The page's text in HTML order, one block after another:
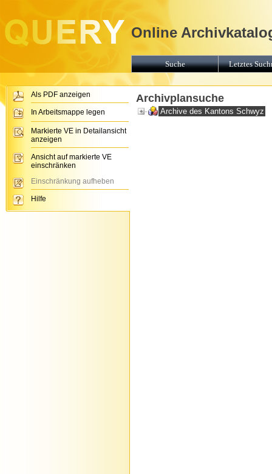
Archivplansuche
Archive des Kantons Schwyz
Online
Suche Letztes
Als PDF anzeigen
In Arbeitsmappe legen
Markierte VE in Detailansicht
anzeigen
Ansicht auf markierte VE
einschränken
Einschränkung aufheben
Hilfe